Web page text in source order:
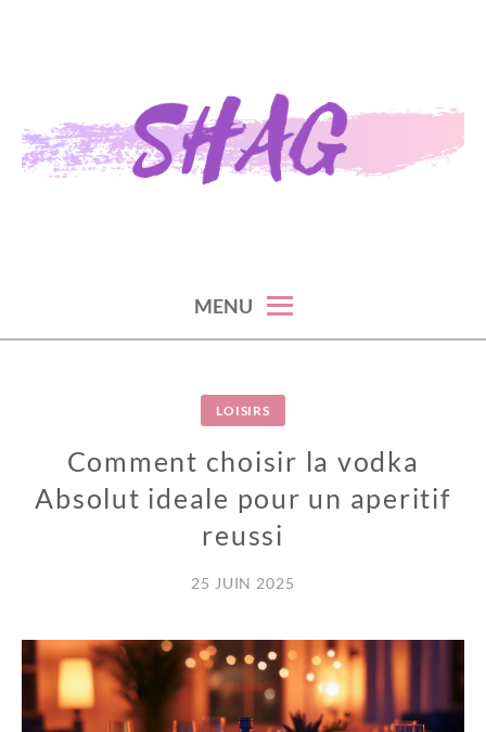
MENU
LOISIRS
Comment choisir la vodka
Absolut ideale pour un aperitif
reussi
25 JUIN 2025